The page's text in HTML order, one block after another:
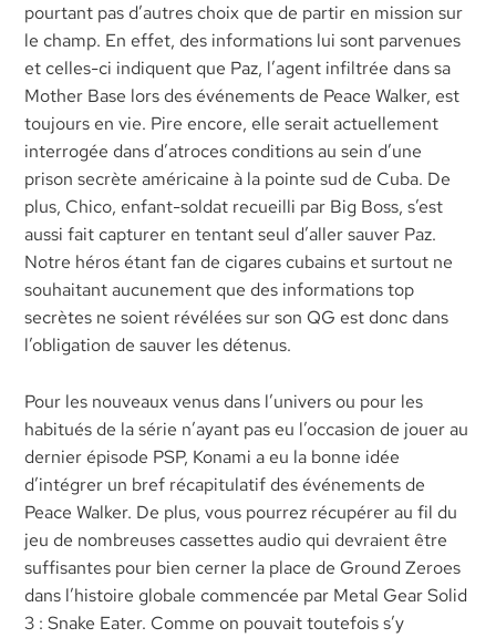
pourtant pas d’autres choix que de partir en mission sur
le champ. En effet, des informations lui sont parvenues
et celles-ci indiquent que Paz, l’agent infiltrée dans sa
Mother Base lors des événements de Peace Walker, est
toujours en vie. Pire encore, elle serait actuellement
interrogée dans d’atroces conditions au sein d’une
prison secrète américaine à la pointe sud de Cuba. De
plus, Chico, enfant-soldat recueilli par Big Boss, s’est
aussi fait capturer en tentant seul d’aller sauver Paz.
Notre héros étant fan de cigares cubains et surtout ne
souhaitant aucunement que des informations top
secrètes ne soient révélées sur son QG est donc dans
l’obligation de sauver les détenus.
Pour les nouveaux venus dans l’univers ou pour les
habitués de la série n’ayant pas eu l’occasion de jouer au
dernier épisode PSP, Konami a eu la bonne idée
d’intégrer un bref récapitulatif des événements de
Peace Walker. De plus, vous pourrez récupérer au fil du
jeu de nombreuses cassettes audio qui devraient être
suffisantes pour bien cerner la place de Ground Zeroes
dans l’histoire globale commencée par Metal Gear Solid
3 : Snake Eater. Comme on pouvait toutefois s’y